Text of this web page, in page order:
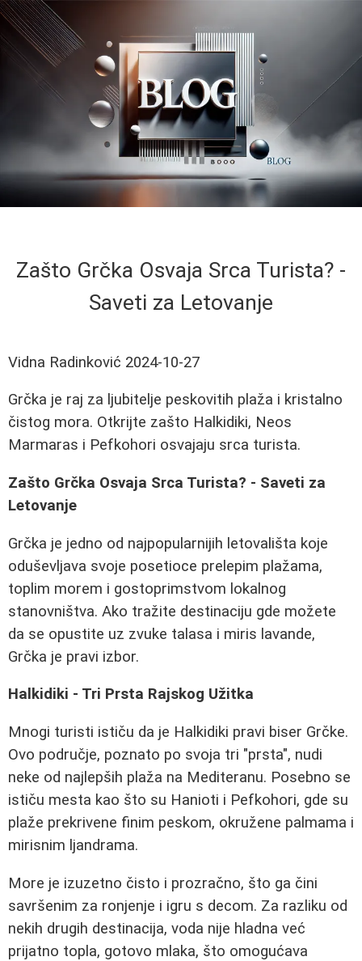
Zašto Grčka Osvaja Srca Turista? -
Saveti za Letovanje
Vidna Radinković 2024-10-27
Grčka je raj za ljubitelje peskovitih plaža i kristalno
čistog mora. Otkrijte zašto Halkidiki, Neos
Marmaras i Pefkohori osvajaju srca turista.
Zašto Grčka Osvaja Srca Turista? - Saveti za
Letovanje
Grčka je jedno od najpopularnijih letovališta koje
oduševljava svoje posetioce prelepim plažama,
toplim morem i gostoprimstvom lokalnog
stanovništva. Ako tražite destinaciju gde možete
da se opustite uz zvuke talasa i miris lavande,
Grčka je pravi izbor.
Halkidiki - Tri Prsta Rajskog Užitka
Mnogi turisti ističu da je Halkidiki pravi biser Grčke.
Ovo područje, poznato po svoja tri "prsta", nudi
neke od najlepših plaža na Mediteranu. Posebno se
ističu mesta kao što su Hanioti i Pefkohori, gde su
plaže prekrivene finim peskom, okružene palmama i
mirisnim ljandrama.
More je izuzetno čisto i prozračno, što ga čini
savršenim za ronjenje i igru s decom. Za razliku od
nekih drugih destinacija, voda nije hladna već
prijatno topla, gotovo mlaka, što omogućava